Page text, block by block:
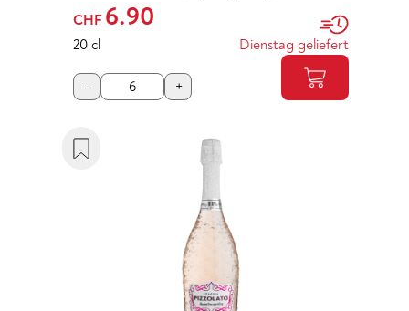
CHF 6.90
20 cl Dienstag geliefert
- +